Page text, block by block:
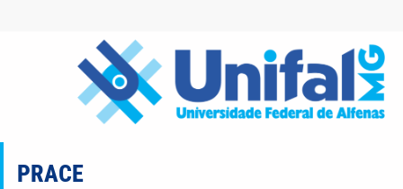
PRACE